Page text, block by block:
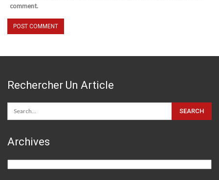
comment.
Rechercher Un Article
Archives